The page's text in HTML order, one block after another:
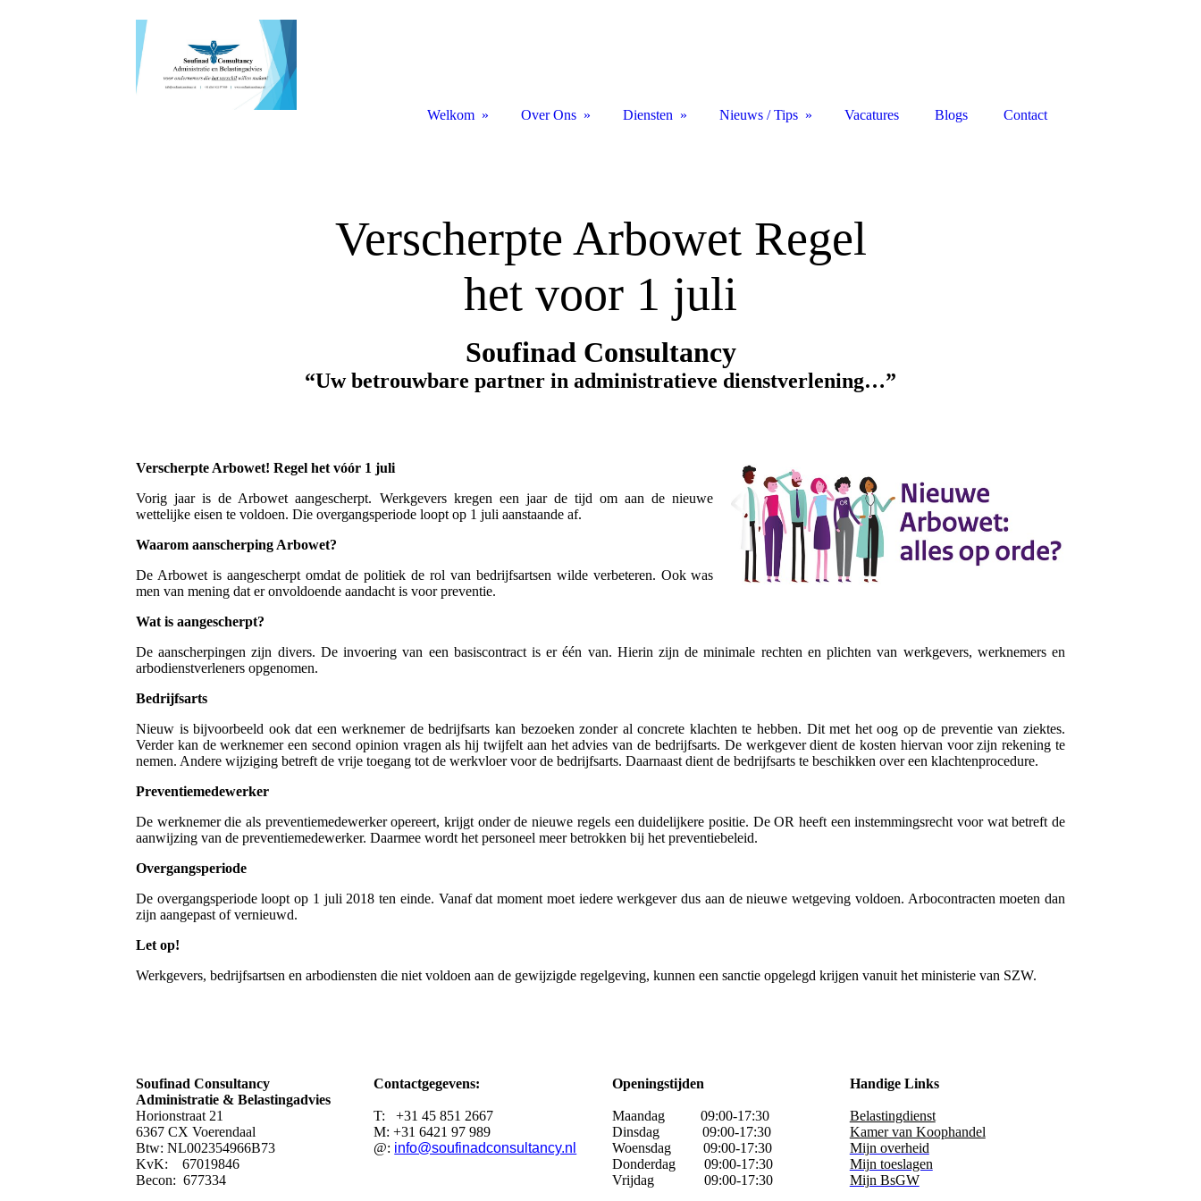
Verscherpte Arbowet Regel
het voor 1 juli
Soufinad Consultancy
“Uw betrouwbare partner in administratieve dienstverlening…”
Verscherpte Arbowet! Regel het vóór 1 juli
Vorig jaar is de Arbowet aangescherpt. Werkgevers kregen een jaar de tijd om aan de nieuwe
wettelijke eisen te voldoen. Die overgangsperiode loopt op 1 juli aanstaande af.
Waarom aanscherping Arbowet?
De Arbowet is aangescherpt omdat de politiek de rol van bedrijfsartsen wilde verbeteren. Ook was
men van mening dat er onvoldoende aandacht is voor preventie.
Wat is aangescherpt?
De aanscherpingen zijn divers. De invoering van een basiscontract is er één van. Hierin zijn de minimale rechten en plichten van werkgevers, werknemers en
arbodienstverleners opgenomen.
Bedrijfsarts
Nieuw is bijvoorbeeld ook dat een werknemer de bedrijfsarts kan bezoeken zonder al concrete klachten te hebben. Dit met het oog op de preventie van ziektes.
Verder kan de werknemer een second opinion vragen als hij twijfelt aan het advies van de bedrijfsarts. De werkgever dient de kosten hiervan voor zijn rekening te
nemen. Andere wijziging betreft de vrije toegang tot de werkvloer voor de bedrijfsarts. Daarnaast dient de bedrijfsarts te beschikken over een klachtenprocedure.
Preventiemedewerker
De werknemer die als preventiemedewerker opereert, krijgt onder de nieuwe regels een duidelijkere positie. De OR heeft een instemmingsrecht voor wat betreft de
aanwijzing van de preventiemedewerker. Daarmee wordt het personeel meer betrokken bij het preventiebeleid.
Overgangsperiode
De overgangsperiode loopt op 1 juli 2018 ten einde. Vanaf dat moment moet iedere werkgever dus aan de nieuwe wetgeving voldoen. Arbocontracten moeten dan
zijn aangepast of vernieuwd.
Let op!
Werkgevers, bedrijfsartsen en arbodiensten die niet voldoen aan de gewijzigde regelgeving, kunnen een sanctie opgelegd krijgen vanuit het ministerie van SZW.
Soufinad Consultancy
Administratie & Belastingadvies
Horionstraat 21
6367 CX Voerendaal
Btw: NL002354966B73
KvK: 67019846
Becon: 677334
Contactgegevens:
T: +31 45 851 2667
M: +31 6421 97 989
@: info@soufinadconsultancy.nl
Openingstijden
Maandag 09:00-17:30
Dinsdag 09:00-17:30
Woensdag 09:00-17:30
Donderdag 09:00-17:30
Vrijdag 09:00-17:30
Handige Links
Belastingdienst
Kamer van Koophandel
Mijn overheid
Mijn toeslagen
Mijn BsGW
Welkom Over Ons Diensten Nieuws / Tips Vacatures Blogs Contact